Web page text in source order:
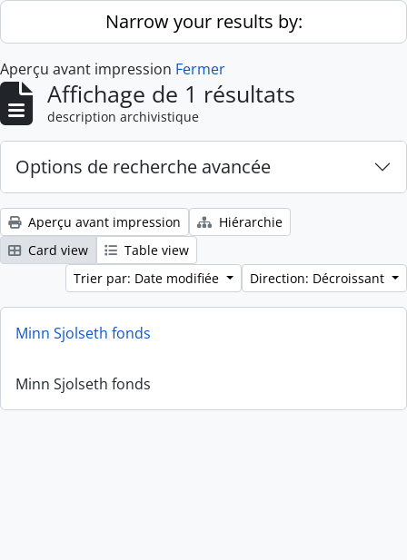
Skip to main contentNarrow your results by:
Aperçu avant impression Fermer
Affichage de 1 résultats
description archivistique
Options de recherche avancée
Aperçu avant impression
Hiérarchie
Card view
Table view
Trier par: Date modifiée
Direction: Décroissant
Minn Sjolseth fonds
Minn Sjolseth fonds